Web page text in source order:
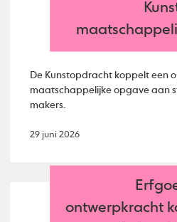
De Kunstopdracht koppelt een
maatschappelijke opgave aan
makers.
29 juni 2026
ontwerpkracht